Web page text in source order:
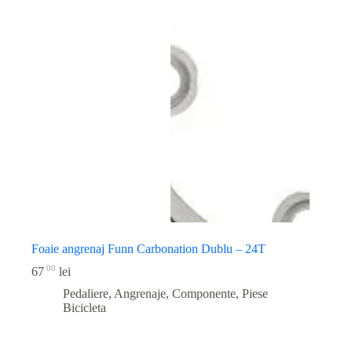
Foaie angrenaj Funn Carbonation Dublu – 24T
67 00 lei
Pedaliere, Angrenaje, Componente, Piese
Bicicleta